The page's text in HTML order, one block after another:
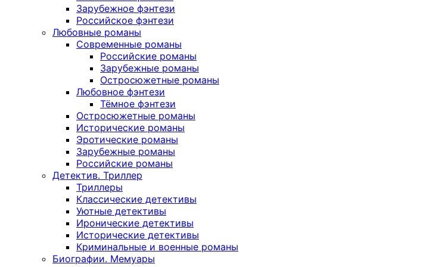
Зарубежное фэнтези
Российское фэнтези
Любовные романы
Современные романы
Российские романы
Зарубежные романы
Остросюжетные романы
Любовное фэнтези
Тёмное фэнтези
Остросюжетные романы
Исторические романы
Эротические романы
Зарубежные романы
Российские романы
Детектив. Триллер
Триллеры
Классические детективы
Уютные детективы
Иронические детективы
Исторические детективы
Криминальные и военные романы
Биографии. Мемуары